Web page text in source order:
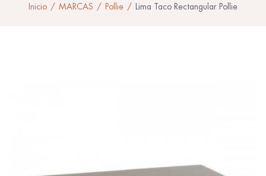
Inicio MARCAS Pollie Lima Taco Rectangular Pollie